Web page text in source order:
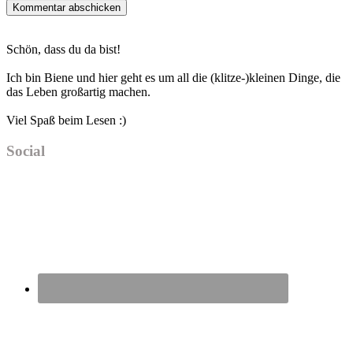
Sidebar
Schön, dass du da bist!
Ich bin Biene und hier geht es um all die (klitze-)kleinen Dinge, die
das Leben großartig machen.
Viel Spaß beim Lesen :)
Social